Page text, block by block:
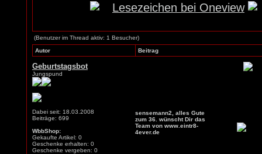
(Benutzer im Thread aktiv: 1 Besucher)
Autor
Beitrag
Geburtstagsbot
Jungspund
Dabei seit: 18.03.2008
Beiträge: 699
WbbShop:
Gekaufte Artikel: 0
Geschenke erhalten: 0
Geschenke vergeben: 0
sensemann2, alles Gute
zum 36. wünscht Dir das
Team von www.eintr8-
4ever.de